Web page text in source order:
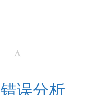
错误分析